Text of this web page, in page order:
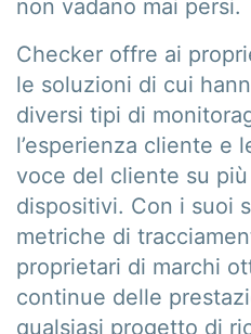
non vadano mai persi.
Checker offre ai
le soluzioni di cui
diversi tipi di
l’esperienza cliente e
voce del cliente su
dispositivi. Con i suoi
metriche di
proprietari di marchi
continue delle
qualsiasi progetto di